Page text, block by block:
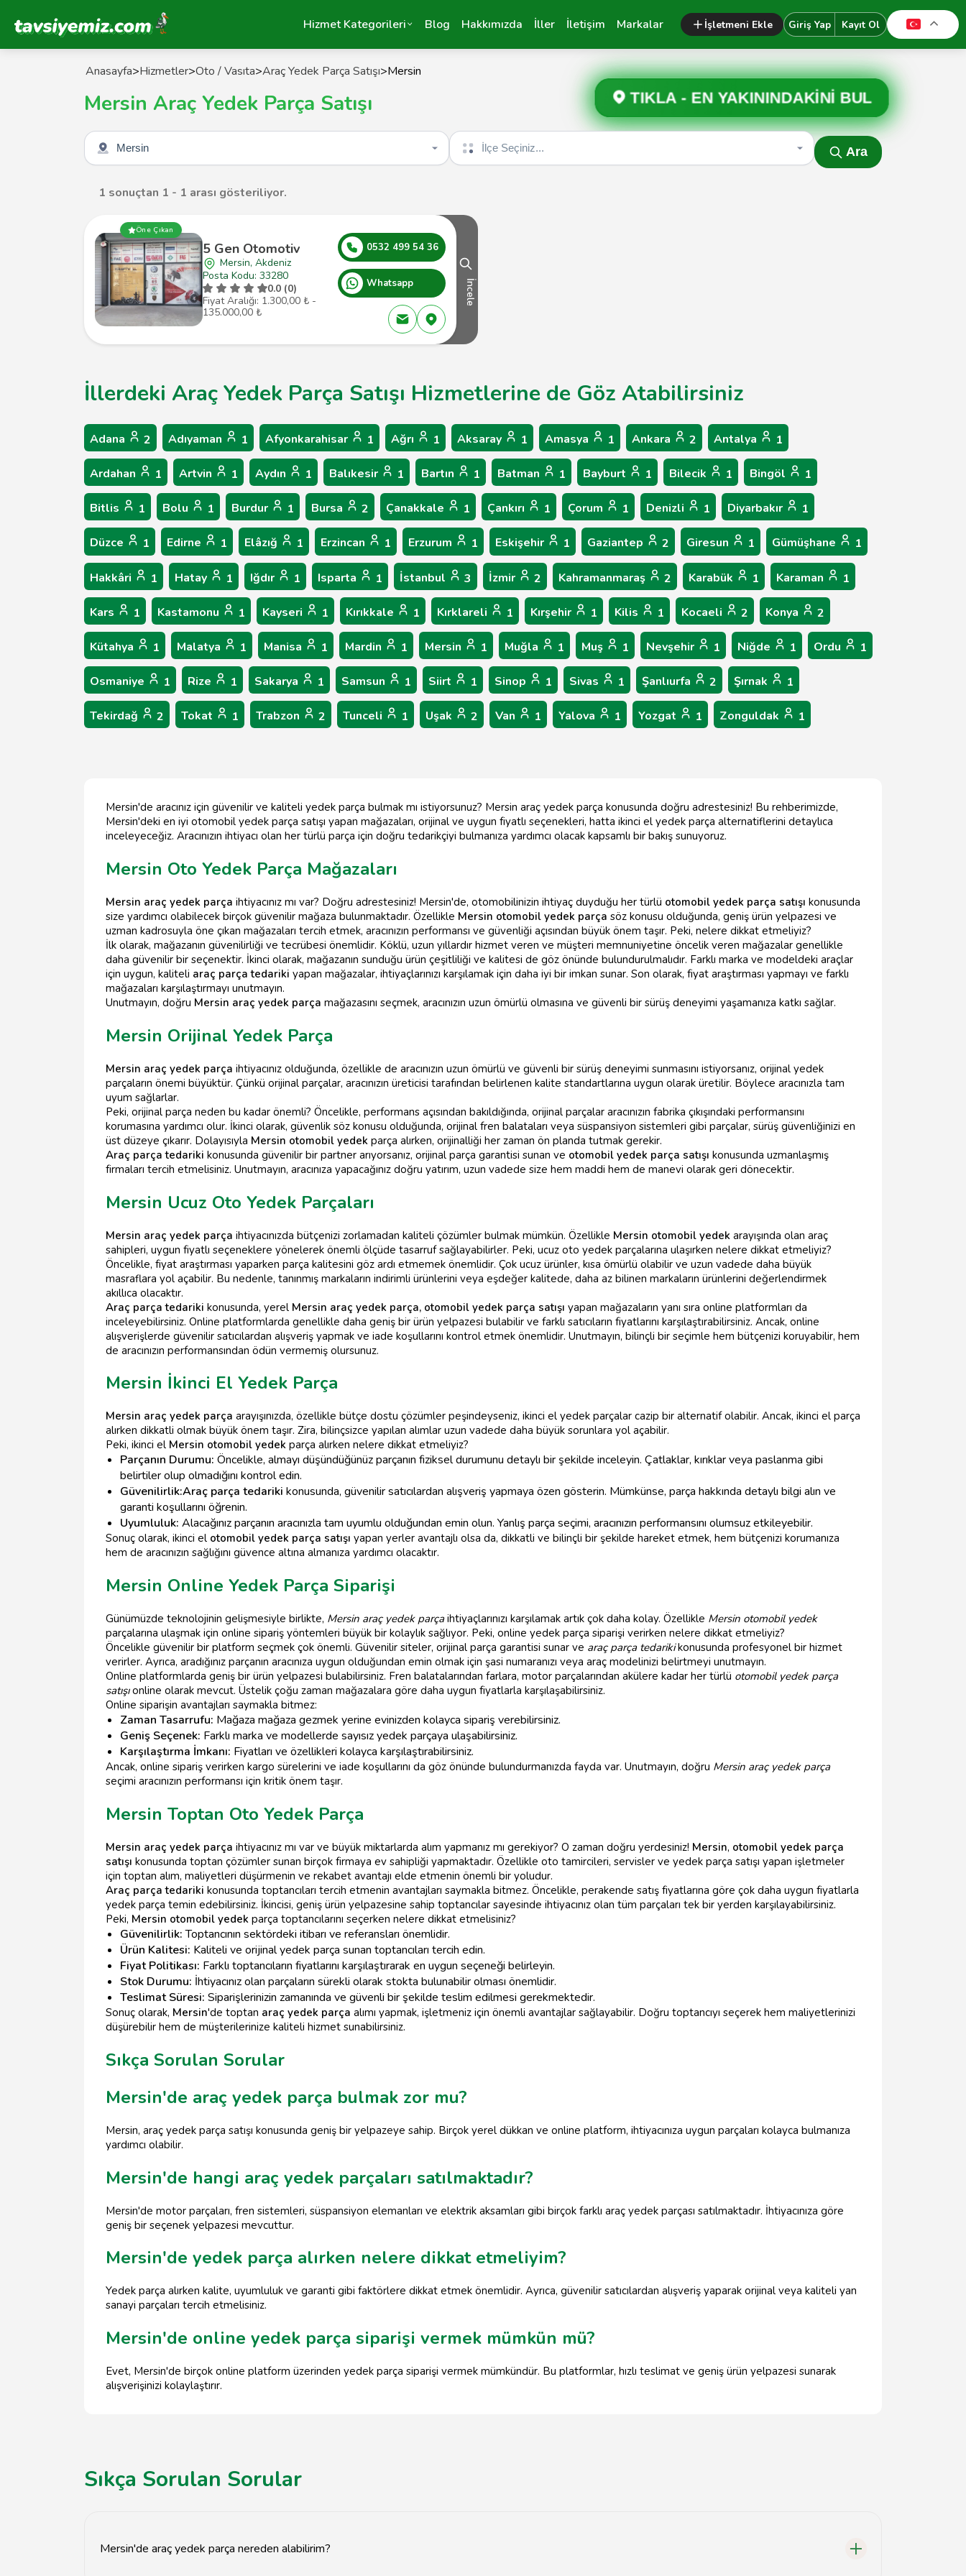
Tavsiyemiz Anasayfa Hizmet Kategorileri Blog Hakkımızda İller İletişim Markalar İşletmeni Ekle Giriş Yap Kayıt Ol
Anasayfa>Hizmetler>Oto / Vasıta>Araç Yedek Parça Satışı>Mersin
Mersin Araç Yedek Parça Satışı TIKLA -EN YAKININDAKİNİ BUL
Şehir seçin İlçe seçin
Ara
1 sonuçtan 1 - 1 arası gösteriliyor.
Öne Çıkan
5 Gen Otomotiv
Mersin, Akdeniz
Posta Kodu: 33280
0.0 (0)
Fiyat Aralığı: 1.300,00 ₺ -
135.000,00 ₺
0532 499 54 36
Whatsapp İncele
İllerdeki Araç Yedek Parça Satışı Hizmetlerine de Göz Atabilirsiniz
Adana 2 Adıyaman 1 Afyonkarahisar 1 Ağrı 1 Aksaray 1 Amasya 1 Ankara 2 Antalya 1
Ardahan 1 Artvin 1 Aydın 1 Balıkesir 1 Bartın 1 Batman 1 Bayburt 1 Bilecik 1 Bingöl 1
Bitlis 1 Bolu 1 Burdur 1 Bursa 2 Çanakkale 1 Çankırı 1 Çorum 1 Denizli 1 Diyarbakır 1
Düzce 1 Edirne 1 Elâzığ 1 Erzincan 1 Erzurum 1 Eskişehir 1 Gaziantep 2 Giresun 1 Gümüşhane 1
Hakkâri 1 Hatay 1 Iğdır 1 Isparta 1 İstanbul 3 İzmir 2 Kahramanmaraş 2 Karabük 1 Karaman 1
Kars 1 Kastamonu 1 Kayseri 1 Kırıkkale 1 Kırklareli 1 Kırşehir 1 Kilis 1 Kocaeli 2 Konya 2
Kütahya 1 Malatya 1 Manisa 1 Mardin 1 Mersin 1 Muğla 1 Muş 1 Nevşehir 1 Niğde 1 Ordu 1
Osmaniye 1 Rize 1 Sakarya 1 Samsun 1 Siirt 1 Sinop 1 Sivas 1 Şanlıurfa 2 Şırnak 1
Tekirdağ 2 Tokat 1 Trabzon 2 Tunceli 1 Uşak 2 Van 1 Yalova 1 Yozgat 1 Zonguldak 1
Mersin'de aracınız için güvenilir ve kaliteli yedek parça bulmak mı istiyorsunuz? Mersin araç yedek parça konusunda doğru adrestesiniz! Bu rehberimizde,
Mersin'deki en iyi otomobil yedek parça satışı yapan mağazaları, orijinal ve uygun fiyatlı seçenekleri, hatta ikinci el yedek parça alternatiflerini detaylıca
inceleyeceğiz. Aracınızın ihtiyacı olan her türlü parça için doğru tedarikçiyi bulmanıza yardımcı olacak kapsamlı bir bakış sunuyoruz.
Mersin Oto Yedek Parça Mağazaları
Mersin araç yedek parça ihtiyacınız mı var? Doğru adrestesiniz! Mersin'de, otomobilinizin ihtiyaç duyduğu her türlü otomobil yedek parça satışı konusunda
size yardımcı olabilecek birçok güvenilir mağaza bulunmaktadır. Özellikle Mersin otomobil yedek parça söz konusu olduğunda, geniş ürün yelpazesi ve
uzman kadrosuyla öne çıkan mağazaları tercih etmek, aracınızın performansı ve güvenliği açısından büyük önem taşır. Peki, nelere dikkat etmeliyiz?
İlk olarak, mağazanın güvenilirliği ve tecrübesi önemlidir. Köklü, uzun yıllardır hizmet veren ve müşteri memnuniyetine öncelik veren mağazalar genellikle
daha güvenilir bir seçenektir. İkinci olarak, mağazanın sunduğu ürün çeşitliliği ve kalitesi de göz önünde bulundurulmalıdır. Farklı marka ve modeldeki araçlar
için uygun, kaliteli araç parça tedariki yapan mağazalar, ihtiyaçlarınızı karşılamak için daha iyi bir imkan sunar. Son olarak, fiyat araştırması yapmayı ve farklı
mağazaları karşılaştırmayı unutmayın.
Unutmayın, doğru Mersin araç yedek parça mağazasını seçmek, aracınızın uzun ömürlü olmasına ve güvenli bir sürüş deneyimi yaşamanıza katkı sağlar.
Mersin Orijinal Yedek Parça
Mersin araç yedek parça ihtiyacınız olduğunda, özellikle de aracınızın uzun ömürlü ve güvenli bir sürüş deneyimi sunmasını istiyorsanız, orijinal yedek
parçaların önemi büyüktür. Çünkü orijinal parçalar, aracınızın üreticisi tarafından belirlenen kalite standartlarına uygun olarak üretilir. Böylece aracınızla tam
uyum sağlarlar.
Peki, orijinal parça neden bu kadar önemli? Öncelikle, performans açısından bakıldığında, orijinal parçalar aracınızın fabrika çıkışındaki performansını
korumasına yardımcı olur. İkinci olarak, güvenlik söz konusu olduğunda, orijinal fren balataları veya süspansiyon sistemleri gibi parçalar, sürüş güvenliğinizi en
üst düzeye çıkarır. Dolayısıyla Mersin otomobil yedek parça alırken, orijinalliği her zaman ön planda tutmak gerekir.
Araç parça tedariki konusunda güvenilir bir partner arıyorsanız, orijinal parça garantisi sunan ve otomobil yedek parça satışı konusunda uzmanlaşmış
firmaları tercih etmelisiniz. Unutmayın, aracınıza yapacağınız doğru yatırım, uzun vadede size hem maddi hem de manevi olarak geri dönecektir.
Mersin Ucuz Oto Yedek Parçaları
Mersin araç yedek parça ihtiyacınızda bütçenizi zorlamadan kaliteli çözümler bulmak mümkün. Özellikle Mersin otomobil yedek arayışında olan araç
sahipleri, uygun fiyatlı seçeneklere yönelerek önemli ölçüde tasarruf sağlayabilirler. Peki, ucuz oto yedek parçalarına ulaşırken nelere dikkat etmeliyiz?
Öncelikle, fiyat araştırması yaparken parça kalitesini göz ardı etmemek önemlidir. Çok ucuz ürünler, kısa ömürlü olabilir ve uzun vadede daha büyük
masraflara yol açabilir. Bu nedenle, tanınmış markaların indirimli ürünlerini veya eşdeğer kalitede, daha az bilinen markaların ürünlerini değerlendirmek
akıllıca olacaktır.
Araç parça tedariki konusunda, yerel Mersin araç yedek parça, otomobil yedek parça satışı yapan mağazaların yanı sıra online platformları da
inceleyebilirsiniz. Online platformlarda genellikle daha geniş bir ürün yelpazesi bulabilir ve farklı satıcıların fiyatlarını karşılaştırabilirsiniz. Ancak, online
alışverişlerde güvenilir satıcılardan alışveriş yapmak ve iade koşullarını kontrol etmek önemlidir. Unutmayın, bilinçli bir seçimle hem bütçenizi koruyabilir, hem
de aracınızın performansından ödün vermemiş olursunuz.
Mersin İkinci El Yedek Parça
Mersin araç yedek parça arayışınızda, özellikle bütçe dostu çözümler peşindeyseniz, ikinci el yedek parçalar cazip bir alternatif olabilir. Ancak, ikinci el parça
alırken dikkatli olmak büyük önem taşır. Zira, bilinçsizce yapılan alımlar uzun vadede daha büyük sorunlara yol açabilir.
Peki, ikinci el Mersin otomobil yedek parça alırken nelere dikkat etmeliyiz?
Parçanın Durumu: Öncelikle, almayı düşündüğünüz parçanın fiziksel durumunu detaylı bir şekilde inceleyin. Çatlaklar, kırıklar veya paslanma gibi
belirtiler olup olmadığını kontrol edin.
Güvenilirlik:Araç parça tedariki konusunda, güvenilir satıcılardan alışveriş yapmaya özen gösterin. Mümkünse, parça hakkında detaylı bilgi alın ve
garanti koşullarını öğrenin.
Uyumluluk: Alacağınız parçanın aracınızla tam uyumlu olduğundan emin olun. Yanlış parça seçimi, aracınızın performansını olumsuz etkileyebilir.
Sonuç olarak, ikinci el otomobil yedek parça satışı yapan yerler avantajlı olsa da, dikkatli ve bilinçli bir şekilde hareket etmek, hem bütçenizi korumanıza
hem de aracınızın sağlığını güvence altına almanıza yardımcı olacaktır.
Mersin Online Yedek Parça Siparişi
Günümüzde teknolojinin gelişmesiyle birlikte, Mersin araç yedek parçaihtiyaçlarınızı karşılamak artık çok daha kolay. Özellikle Mersin otomobil yedek
parçalarına ulaşmak için online sipariş yöntemleri büyük bir kolaylık sağlıyor. Peki, online yedek parça siparişi verirken nelere dikkat etmeliyiz?
Öncelikle güvenilir bir platform seçmek çok önemli. Güvenilir siteler, orijinal parça garantisi sunar ve araç parça tedarikikonusunda profesyonel bir hizmet
verirler. Ayrıca, aradığınız parçanın aracınıza uygun olduğundan emin olmak için şasi numaranızı veya araç modelinizi belirtmeyi unutmayın.
Online platformlarda geniş bir ürün yelpazesi bulabilirsiniz. Fren balatalarından farlara, motor parçalarından akülere kadar her türlü otomobil yedek parça
satışıonline olarak mevcut. Üstelik çoğu zaman mağazalara göre daha uygun fiyatlarla karşılaşabilirsiniz.
Online siparişin avantajları saymakla bitmez:
Zaman Tasarrufu: Mağaza mağaza gezmek yerine evinizden kolayca sipariş verebilirsiniz.
Geniş Seçenek: Farklı marka ve modellerde sayısız yedek parçaya ulaşabilirsiniz.
Karşılaştırma İmkanı: Fiyatları ve özellikleri kolayca karşılaştırabilirsiniz.
Ancak, online sipariş verirken kargo sürelerini ve iade koşullarını da göz önünde bulundurmanızda fayda var. Unutmayın, doğru Mersin araç yedek parça
seçimi aracınızın performansı için kritik önem taşır.
Mersin Toptan Oto Yedek Parça
Mersin araç yedek parça ihtiyacınız mı var ve büyük miktarlarda alım yapmanız mı gerekiyor? O zaman doğru yerdesiniz! Mersin, otomobil yedek parça
satışı konusunda toptan çözümler sunan birçok firmaya ev sahipliği yapmaktadır. Özellikle oto tamircileri, servisler ve yedek parça satışı yapan işletmeler
için toptan alım, maliyetleri düşürmenin ve rekabet avantajı elde etmenin önemli bir yoludur.
Araç parça tedariki konusunda toptancıları tercih etmenin avantajları saymakla bitmez. Öncelikle, perakende satış fiyatlarına göre çok daha uygun fiyatlarla
yedek parça temin edebilirsiniz. İkincisi, geniş ürün yelpazesine sahip toptancılar sayesinde ihtiyacınız olan tüm parçaları tek bir yerden karşılayabilirsiniz.
Peki, Mersin otomobil yedek parça toptancılarını seçerken nelere dikkat etmelisiniz?
Güvenilirlik:Toptancının sektördeki itibarı ve referansları önemlidir.
Ürün Kalitesi: Kaliteli ve orijinal yedek parça sunan toptancıları tercih edin.
Fiyat Politikası: Farklı toptancıların fiyatlarını karşılaştırarak en uygun seçeneği belirleyin.
Stok Durumu: İhtiyacınız olan parçaların sürekli olarak stokta bulunabilir olması önemlidir.
Teslimat Süresi: Siparişlerinizin zamanında ve güvenli bir şekilde teslim edilmesi gerekmektedir.
Sonuç olarak, Mersin'de toptan araç yedek parça alımı yapmak, işletmeniz için önemli avantajlar sağlayabilir. Doğru toptancıyı seçerek hem maliyetlerinizi
düşürebilir hem de müşterilerinize kaliteli hizmet sunabilirsiniz.
Sıkça Sorulan Sorular
Mersin'de araç yedek parça bulmak zor mu?
Mersin, araç yedek parça satışı konusunda geniş bir yelpazeye sahip. Birçok yerel dükkan ve online platform, ihtiyacınıza uygun parçaları kolayca bulmanıza
yardımcı olabilir.
Mersin'de hangi araç yedek parçaları satılmaktadır?
Mersin'de motor parçaları, fren sistemleri, süspansiyon elemanları ve elektrik aksamları gibi birçok farklı araç yedek parçası satılmaktadır. İhtiyacınıza göre
geniş bir seçenek yelpazesi mevcuttur.
Mersin'de yedek parça alırken nelere dikkat etmeliyim?
Yedek parça alırken kalite, uyumluluk ve garanti gibi faktörlere dikkat etmek önemlidir. Ayrıca, güvenilir satıcılardan alışveriş yaparak orijinal veya kaliteli yan
sanayi parçaları tercih etmelisiniz.
Mersin'de online yedek parça siparişi vermek mümkün mü?
Evet, Mersin'de birçok online platform üzerinden yedek parça siparişi vermek mümkündür. Bu platformlar, hızlı teslimat ve geniş ürün yelpazesi sunarak
alışverişinizi kolaylaştırır.
Sıkça Sorulan Sorular
Mersin'de araç yedek parça nereden alabilirim?